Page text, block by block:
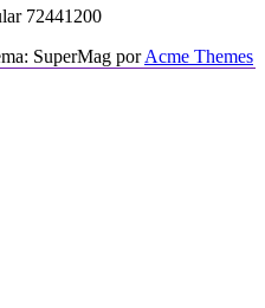
72441200
SuperMag porAcme Themes